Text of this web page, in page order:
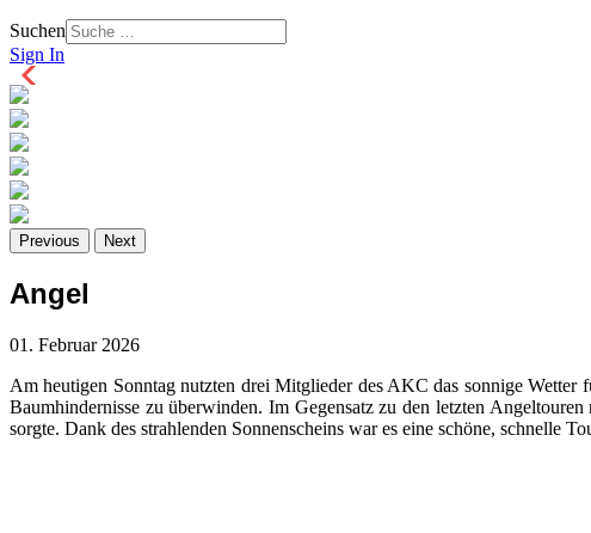
Suchen
Sign In
Previous Next
Angel
01. Februar 2026
Am heutigen Sonntag nutzten drei Mitglieder des AKC das sonnige
Baumhindernisse zu überwinden. Im Gegensatz zu den letzten
sorgte. Dank des strahlenden Sonnenscheins war es eine schöne, schnelle